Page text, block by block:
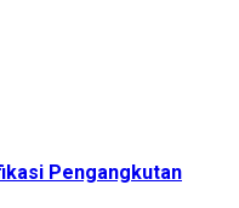
Pengangkutan